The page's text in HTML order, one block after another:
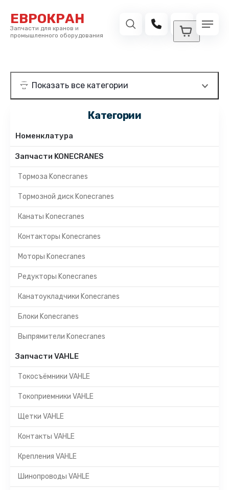
ЕВРОКРАН
Запчасти для кранов и
промышленного оборудования
Категории
Номенклатура
Запчасти KONECRANES
Тормоза Konecranes
Тормозной диск Konecranes
Канаты Konecranes
Контакторы Konecranes
Моторы Konecranes
Редукторы Konecranes
Канатоукладчики Konecranes
Блоки Konecranes
Выпрямители Konecranes
Запчасти VAHLE
Токосъёмники VAHLE
Токоприемники VAHLE
Щетки VAHLE
Контакты VAHLE
Крепления VAHLE
Шинопроводы VAHLE